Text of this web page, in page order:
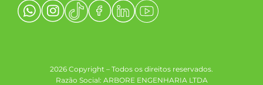
2026 Copyright – Todos os direitos reservados.
Razão Social: ARBORE ENGENHARIA LTDA